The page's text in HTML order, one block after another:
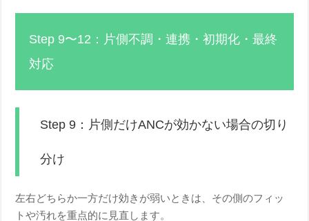
Step 9〜12：片側不調・連携・初期化・最終
対応
Step 9：片側だけANCが効かない場合の切り
分け
左右どちらか一方だけ効きが弱いときは、その側のフィッ
トや汚れを重点的に見直します。